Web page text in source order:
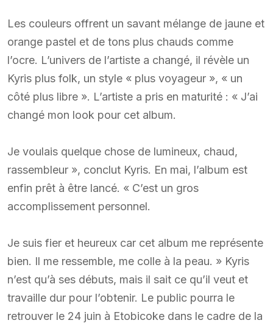
Les couleurs offrent un savant mélange de jaune et
orange pastel et de tons plus chauds comme
l’ocre. L’univers de l’artiste a changé, il révèle un
Kyris plus folk, un style « plus voyageur », « un
côté plus libre ». L’artiste a pris en maturité : « J’ai
changé mon look pour cet album.
Je voulais quelque chose de lumineux, chaud,
rassembleur », conclut Kyris. En mai, l’album est
enfin prêt à être lancé. « C’est un gros
accomplissement personnel.
Je suis fier et heureux car cet album me représente
bien. Il me ressemble, me colle à la peau. » Kyris
n’est qu’à ses débuts, mais il sait ce qu’il veut et
travaille dur pour l’obtenir. Le public pourra le
retrouver le 24 juin à Etobicoke dans le cadre de la